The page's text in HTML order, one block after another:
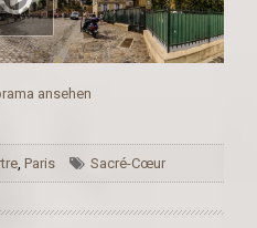
ansehen
,Paris Sacré-Cœur